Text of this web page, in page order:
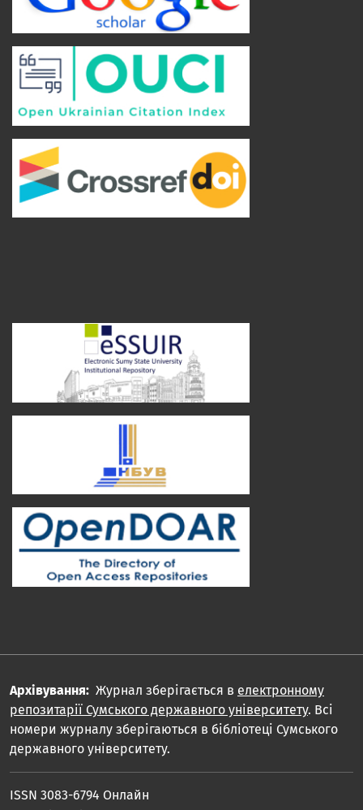
Архівування: Журнал зберігається в електронному
репозитарії Сумського державного університету. Всі
номери журналу зберігаються в бібліотеці Сумського
державного університету.
ISSN 3083-6794 Онлайн